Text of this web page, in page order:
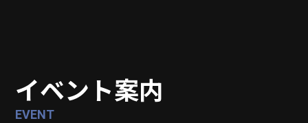
イベント案内
EVENT